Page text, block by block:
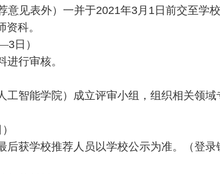
意见表外）一并于2021年3月 1 日前交至学
科。
3 日）
行审核。
智能学院）成立评审小组，组织相关领
后获学校推荐人员以学校公示为准。（登录